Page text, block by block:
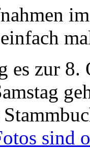
es zur 8.
sind